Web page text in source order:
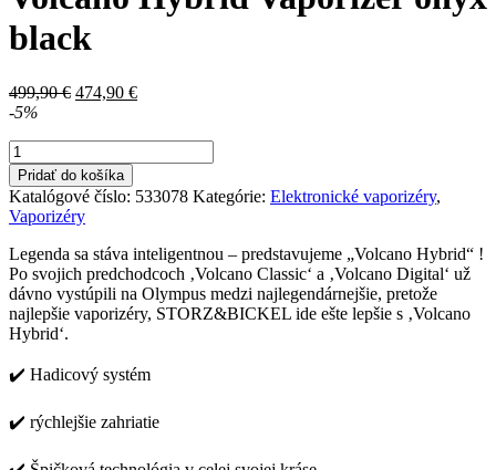
black
499,90€ Pôvodná
474,90 €Aktuálna
-5%
množstvo
Volcano
Hybrid
Vaporizér
onyx
black
Pridať do košíka
Katalógové číslo: 533078 Kategórie: Elektronické vaporizéry,
Vaporizéry
Legenda sa stáva inteligentnou – predstavujeme „Volcano Hybrid“ !
Po svojich predchodcoch ‚Volcano Classic‘ a ‚Volcano Digital‘ už
dávno vystúpili na Olympus medzi najlegendárnejšie, pretože
najlepšie vaporizéry, STORZ&BICKEL ide ešte lepšie s ‚Volcano
Hybrid‘.
✔️ Hadicový systém
✔️ rýchlejšie zahriatie